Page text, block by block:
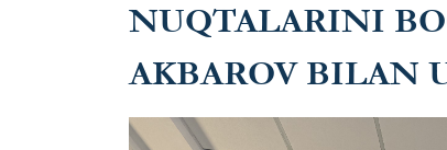
NUQTALARINI
AKBAROV BILAN